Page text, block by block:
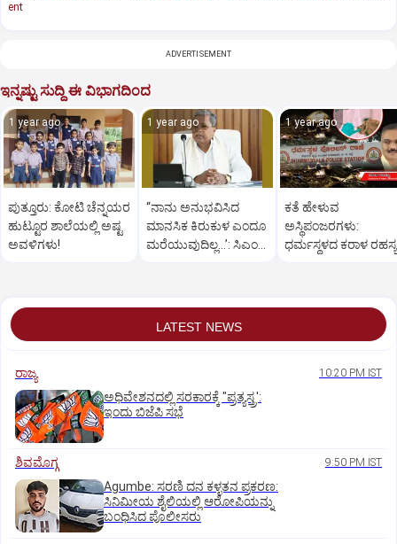
ent
ADVERTISEMENT
ಇನ್ನಷ್ಟು ಸುದ್ದಿ ಈ ವಿಭಾಗದಿಂದ
1 year ago
ಪುತ್ತೂರು: ಕೋಟಿ ಚೆನ್ನಯರ
ಹುಟ್ಟೂರ ಶಾಲೆಯಲ್ಲಿ ಅಷ್ಟ
ಅವಳಿಗಳು!
1 year ago
“ನಾನು ಅನುಭವಿಸಿದ
ಮಾನಸಿಕ ಕಿರುಕುಳ ಎಂದೂ
ಮರೆಯುವುದಿಲ್ಲ…’: ಸಿಎಂ
1 year ago
ಕತೆ ಹೇಳುವ
ಅಸ್ಥಿಪಂಜರಗಳು:
ಧರ್ಮಸ್ಥಳದ‌ ಕರಾಳ ರಹಸ್ಯ
LATEST NEWS
ರಾಜ್ಯ 10:20 PM IST
ಅಧಿವೇಶನದಲ್ಲಿ ಸರಕಾರಕ್ಕೆ "ಪ್ರತ್ಯಸ್ತ್ರ':
ಇಂದು ಬಿಜೆಪಿ ಸಭೆ
ಶಿವಮೊಗ್ಗ 9:50 PM IST
Agumbe: ಸರಣಿ ದನ ಕಳ್ಳತನ ಪ್ರಕರಣ:
ಸಿನಿಮೀಯ ಶೈಲಿಯಲ್ಲಿ ಆರೋಪಿಯನ್ನು
ಬಂಧಿಸಿದ ಪೊಲೀಸರು